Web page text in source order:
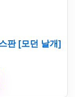
판 [모던 날개]